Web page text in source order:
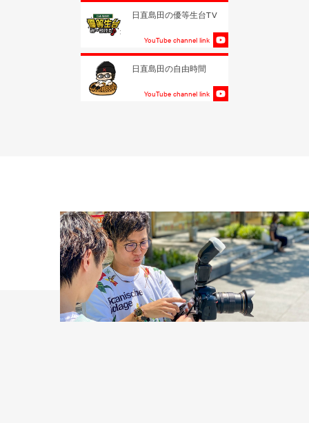
日直島田の優等生台TV
YouTube channel link
日直島田の自由時間
YouTube channel link